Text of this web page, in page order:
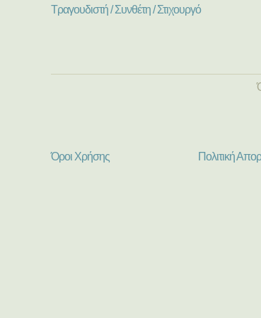
Τραγουδιστή / Συνθέτη / Στιχουργό
Όροι Χρήσης Πολιτική